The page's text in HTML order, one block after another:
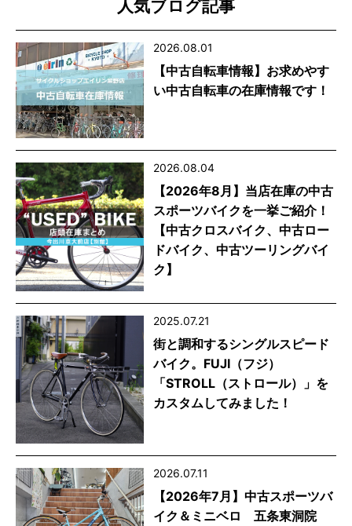
人気ブログ記事
2026.08.01
【中古自転車情報】お求めやす
い中古自転車の在庫情報です！
2026.08.04
【2026年8月】当店在庫の中古
スポーツバイクを一挙ご紹介！
【中古クロスバイク、中古ロー
ドバイク、中古ツーリングバイ
ク】
2025.07.21
街と調和するシングルスピード
バイク。FUJI（フジ）
「STROLL（ストロール）」を
カスタムしてみました！
2026.07.11
【2026年7月】中古スポーツバ
イク＆ミニベロ 五条東洞院